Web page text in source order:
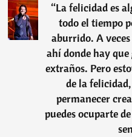
“La felicidad es
todo el tiempo
aburrido. A veces
ahí donde hay
extraños. Pero
de la
permanecer
puedes ocuparte